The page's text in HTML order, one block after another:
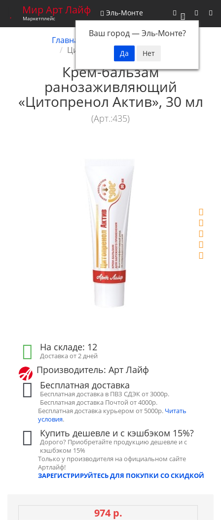
0
Мир Арт Лайф
Маркетплейс
Эль-Монте
Ваш город —Эль-Монте?
Главная Косметика
Цитопренол Актив, 30 мл
Крем-бальзам
ранозаживляющий
«Цитопренол Актив», 30 мл
(Арт.:435)
На складе: 12
Доставка от 2 дней
Производитель: Арт Лайф
Бесплатная доставка
Бесплатная доставка в ПВЗ СДЭК от 3000р.
Бесплатная доставка Почтой от 4000р.
Бесплатная доставка курьером от 5000р. Читать
условия.
Купить дешевле и с кэшбэком 15%?
Дорого? Приобретайте продукцию дешевле и с
кэшбэком 15%
Только у производителя на официальном сайте
Артлайф!
ЗАРЕГИСТРИРУЙТЕСЬ ДЛЯ ПОКУПКИ СО СКИДКОЙ
974 р.